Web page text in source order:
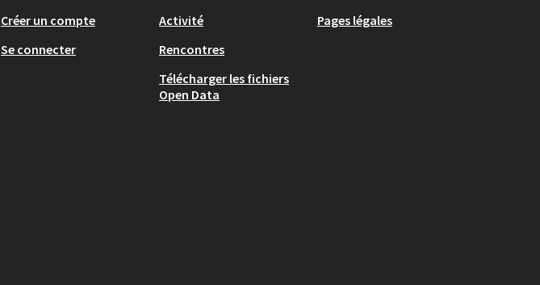
Créer un compte
Se connecter
Activité
Rencontres
Télécharger les fichiers
Open Data
Pages légales